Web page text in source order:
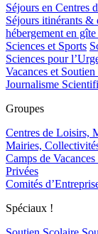
Séjours en Centres
Séjours itinérants &
hébergement en
Sciences et Sports
Sciences pour
Vacances et
Journalisme
Groupes
Centres de Loisirs,
Mairies,
Camps de
Privées
Comités
Spéciaux !